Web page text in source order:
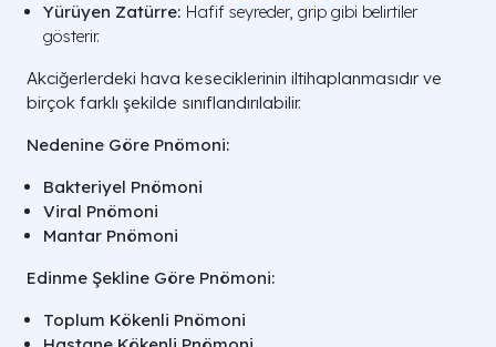
Yürüyen Zatürre: Hafif seyreder, grip gibi belirtiler
gösterir.
Akciğerlerdeki hava keseciklerinin iltihaplanmasıdır ve
birçok farklı şekilde sınıflandırılabilir.
Nedenine Göre Pnömoni:
Bakteriyel Pnömoni
Viral Pnömoni
Mantar Pnömoni
Edinme Şekline Göre Pnömoni:
Toplum Kökenli Pnömoni